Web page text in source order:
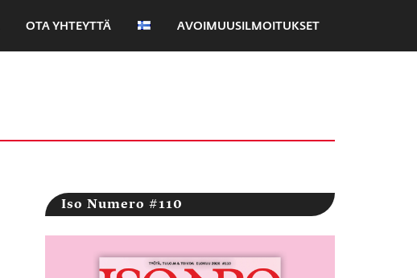
OTA YHTEYTTÄ AVOIMUUSILMOITUKSET
Iso Numero #110